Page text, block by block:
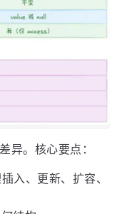
异。核心要点：
入、更新、扩容、